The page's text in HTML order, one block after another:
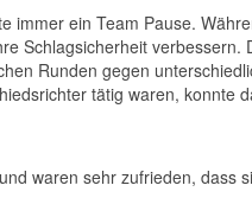
immer ein Team Pause.
Schlagsicherheit
Runden gegen
tätig waren, konnte
waren sehr zufrieden, dass